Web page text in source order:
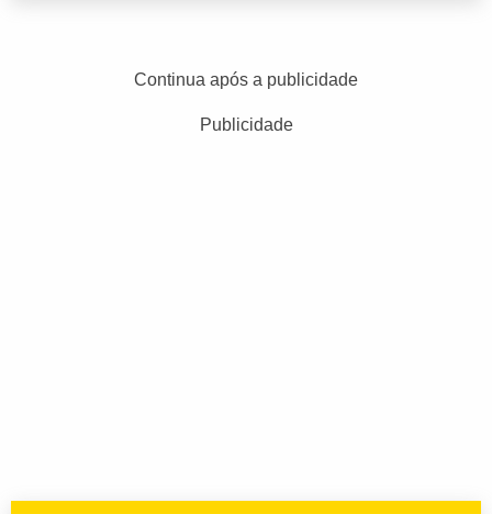
Continua após a publicidade
Publicidade